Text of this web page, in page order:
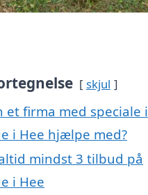
skjul
et firma med speciale i
i Hee hjælpe med?
mindst 3 tilbud på
i Hee